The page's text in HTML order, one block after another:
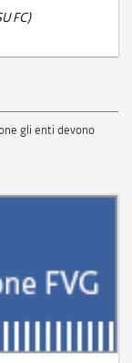
FC)
gli enti devono